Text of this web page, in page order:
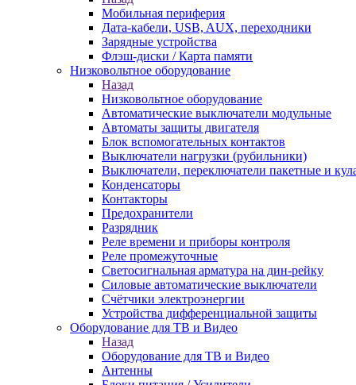
Мобильная периферия
Дата-кабели, USB, AUX, переходники
Зарядные устройства
Флэш-диски / Карта памяти
Низковольтное оборудование
Назад
Низковольтное оборудование
Автоматические выключатели модульные
Автоматы защиты двигателя
Блок вспомогательных контактов
Выключатели нагрузки (рубильники)
Выключатели, переключатели пакетные и
Конденсаторы
Контакторы
Предохранители
Разрядник
Реле времени и приборы контроля
Реле промежуточные
Светосигнальная арматура на дин-рейку
Силовые автоматические выключатели
Счётчики электроэнергии
Устройства дифференциальной защиты
Оборудование для ТВ и Видео
Назад
Оборудование для ТВ и Видео
Антенны